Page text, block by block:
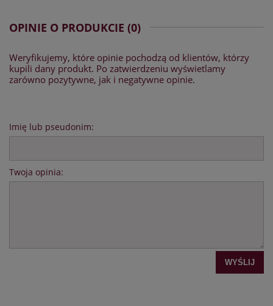
OPINIE O PRODUKCIE (0)
Weryfikujemy, które opinie pochodzą od klientów, którzy
kupili dany produkt. Po zatwierdzeniu wyświetlamy
zarówno pozytywne, jak i negatywne opinie.
Imię lub pseudonim:
Twoja opinia:
WYŚLIJ